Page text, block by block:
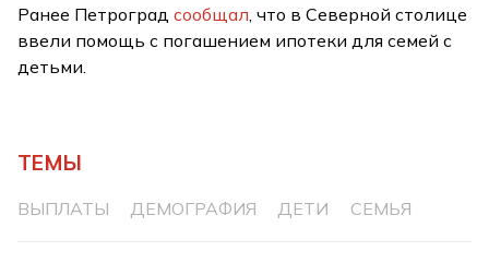
Ранее Петроградсообщал , что в Северной столице
ввели помощь с погашением ипотеки для семей с
детьми.
ТЕМЫ
ВЫПЛАТЫ ДЕМОГРАФИЯ ДЕТИ СЕМЬЯ